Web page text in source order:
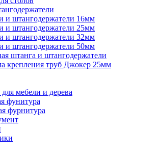
и штангодержатели 16мм
и штангодержатели 25мм
и штангодержатели 32мм
и штангодержатели 50мм
штанга и штангодержатели
крепления труб Джокер 25мм
мебели и дерева
фунитура
фурнитура